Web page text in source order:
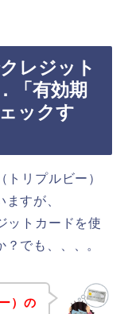
レジット
「有効期
ックす
リプルビー）
すが、
ットカードを使
でも、、、。
）の